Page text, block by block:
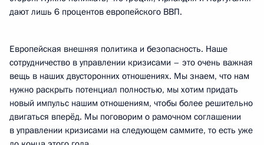
дают лишь 6 процентов европейского ВВП.
Европейская внешняя политика и безопасность. Наше
сотрудничество в управлении кризисами – это очень важная
вещь в наших двусторонних отношениях. Мы знаем, что нам
нужно раскрыть потенциал полностью, мы хотим придать
новый импульс нашим отношениям, чтобы более решительно
двигаться вперёд. Мы поговорим о рамочном соглашении
в управлении кризисами на следующем саммите, то есть уже